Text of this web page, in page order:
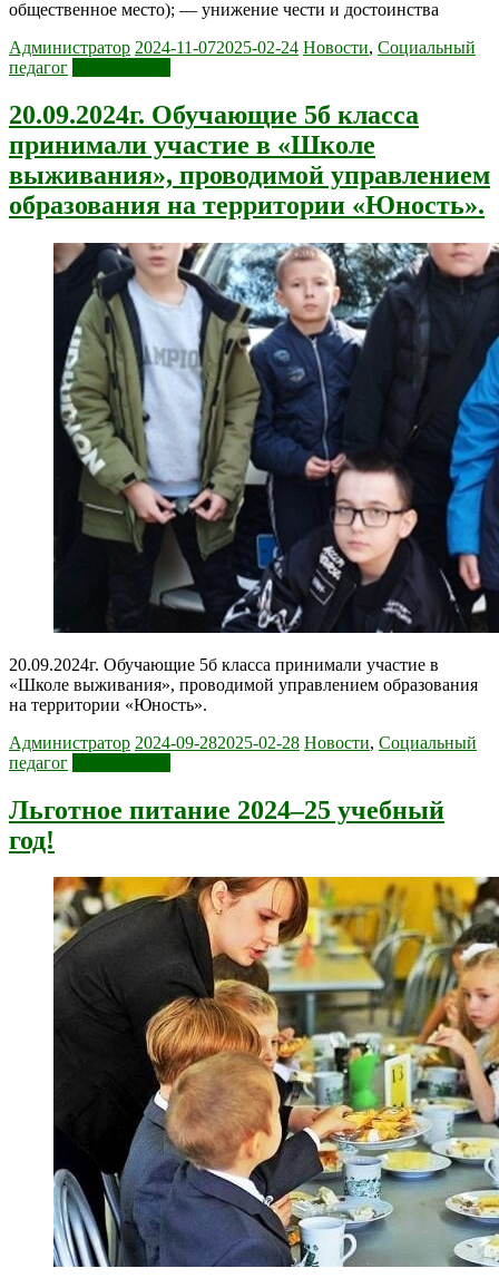
общественное место); — унижение чести и достоинства
Администратор 2024-11-072025-02-24 Новости, Социальный
педагог
20.09.2024г. Обучающие 5б класса
принимали участие в «Школе
выживания», проводимой управлением
образования на территории «Юность».
20.09.2024г. Обучающие 5б класса принимали участие в
«Школе выживания», проводимой управлением образования
на территории «Юность».
Администратор 2024-09-282025-02-28 Новости, Социальный
педагог
Льготное питание 2024–25 учебный
год!